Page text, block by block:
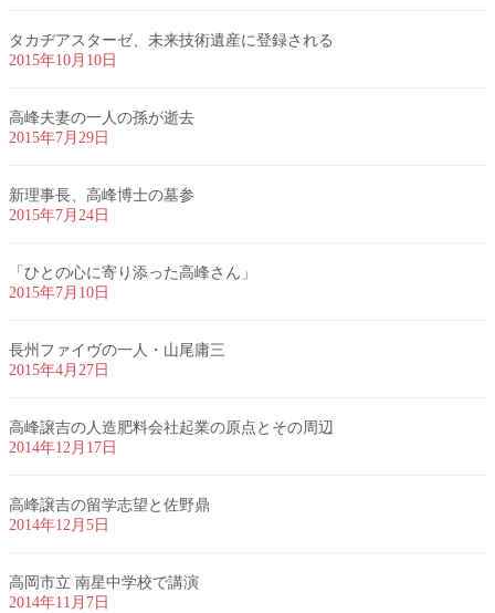
タカヂアスターゼ、未来技術遺産に登録される
2015年10月10日
高峰夫妻の一人の孫が逝去
2015年7月29日
新理事長、高峰博士の墓参
2015年7月24日
「ひとの心に寄り添った高峰さん」
2015年7月10日
長州ファイヴの一人・山尾庸三
2015年4月27日
高峰譲吉の人造肥料会社起業の原点とその周辺
2014年12月17日
高峰譲吉の留学志望と佐野鼎
2014年12月5日
高岡市立 南星中学校で講演
2014年11月7日